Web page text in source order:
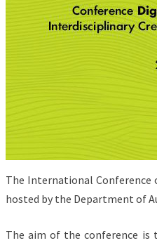
The International Conference
hosted by the Department of
The aim of the conference